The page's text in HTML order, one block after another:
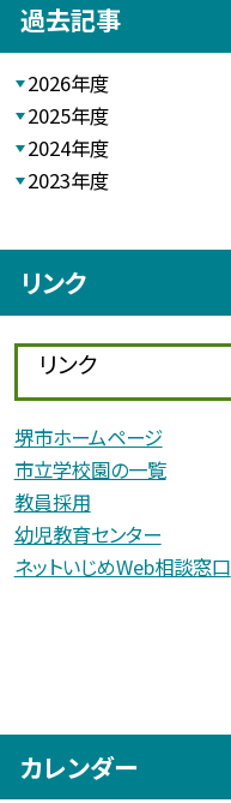
過去記事
2026年度
2025年度
2024年度
2023年度
リンク
リンク
堺市ホームページ
市立学校園の一覧
教員採用
幼児教育センター
ネットいじめWeb相談窓口
カレンダー